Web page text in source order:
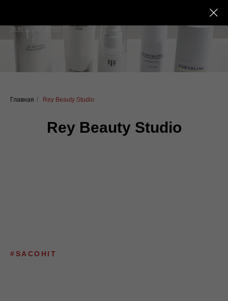
Главная / Rey Beauty Studio
Rey Beauty Studio
#SACOHIT